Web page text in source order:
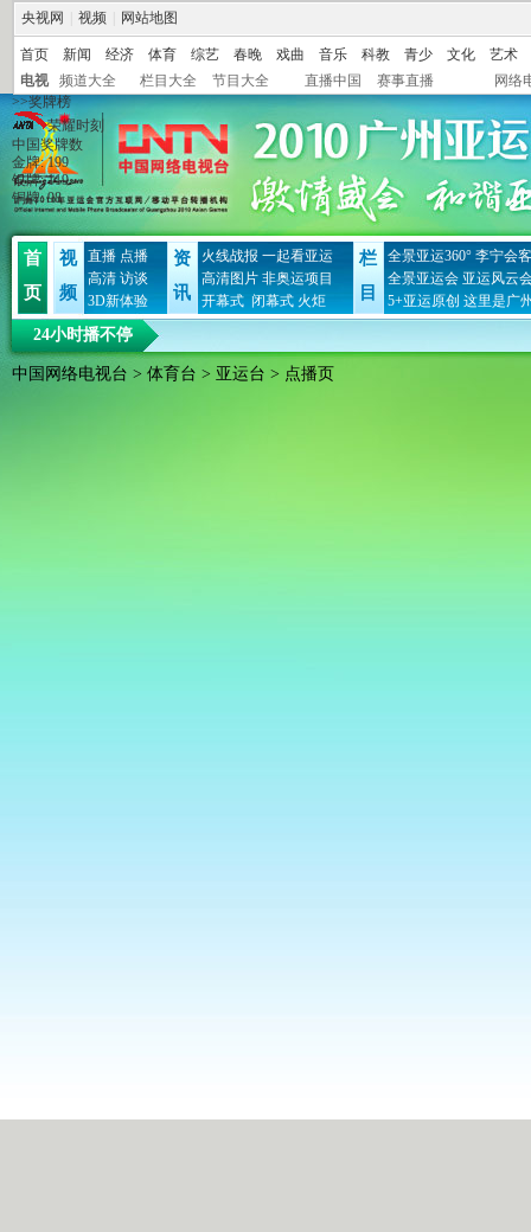
央视网 视频 网站地图
首页 新闻 经济 体育 综艺 春晚 戏曲 音乐 科教 青少 文化
艺术
电视
频道大全 栏目大全 节目大全 直播中国 赛事直播
网络
>>奖牌榜
荣耀时刻
中国奖牌数
金牌:199
银牌:119
铜牌:98
首
页
视
频
直播 点播
高清 访谈
3D新体验
资
讯
火线战报 一起看亚运
高清图片 非奥运项目
开幕式 闭幕式 火炬
栏
目
全景亚运360° 李宁会
全景亚运会 亚运风云
5+亚运原创 这里是广
24小时播不停
中国网络电视台 > 体育台 > 亚运台 > 点播页